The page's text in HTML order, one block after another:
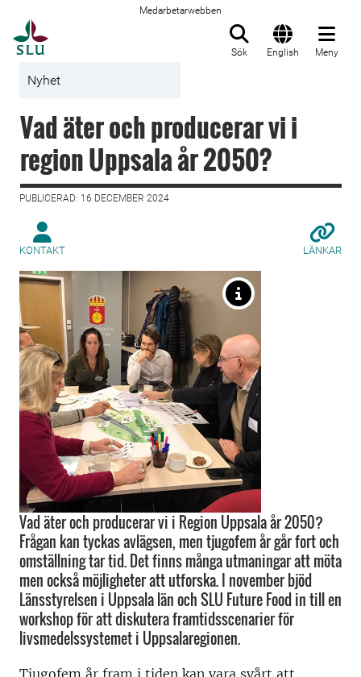
Medarbetarwebben
Sök English Meny
Nyhet
Vad äter och producerar vi i
region Uppsala år 2050?
PUBLICERAD: 16 DECEMBER 2024
KONTAKT LÄNKAR
Vad äter och producerar vi i Region Uppsala år 2050?
Frågan kan tyckas avlägsen, men tjugofem år går fort och
omställning tar tid. Det finns många utmaningar att möta
men också möjligheter att utforska. I november bjöd
Länsstyrelsen i Uppsala län och SLU Future Food in till en
workshop för att diskutera framtidsscenarier för
livsmedelssystemet i Uppsalaregionen.
Tjugofem år fram i tiden kan vara svårt att